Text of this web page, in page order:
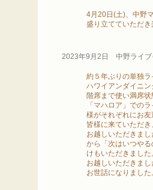
4月20日(土)、中野
盛り立てていただき
2023年9月2日 中野ライブ
約５年ぶりの単独ラ
ハワイアンダイニ
階席まで使い満席状
「マハロア」での
様がそれぞれにお
皆様に来ていただき
お越しいただきま
から「次はいつや
けもいただきました
お越しいただきま
お世話になりました